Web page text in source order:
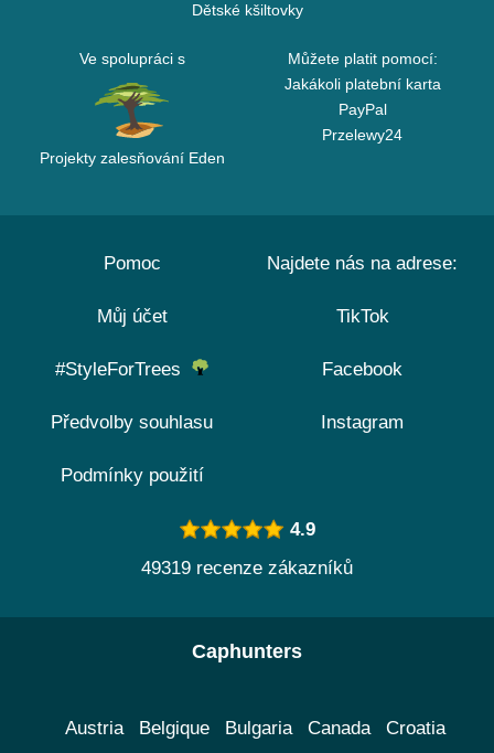
Dětské kšiltovky
Ve spolupráci s
Projekty zalesňování Eden
Můžete platit pomocí:
Jakákoli platební karta
PayPal
Przelewy24
Pomoc
Můj účet
#StyleForTrees
Předvolby souhlasu
Podmínky použití
Najdete nás na adrese:
TikTok
Facebook
Instagram
4.9
49319 recenze zákazníků
Caphunters
Austria Belgique Bulgaria Canada Croatia